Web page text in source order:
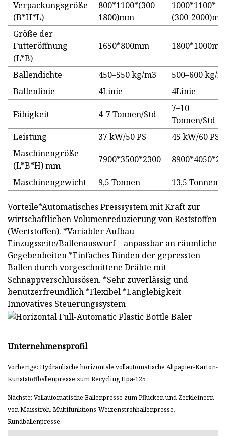
Verpackungsgröße
(B*H*L)
800*1100*(300-
1800)mm
1000*1100*
(300-
Größe der
Futteröffnung
(L*B)
1650*800mm
Ballendichte 450–550 kg/m3
500–600 kg/
Ballenlinie
4Linie 4Linie
Fähigkeit 4-7 Tonnen/Std
7–10
Tonnen/Std
Leistung
37 kW/50 PS
45 kW/60 PS
Maschinengröße
(L*B*H) mm
7900*3500*2300
Maschinengewicht 9,5 Tonnen 13,5 Tonnen
Vorteile*Automatisches Presssystem mit Kraft zur
wirtschaftlichen Volumenreduzierung von Reststoffen
(Wertstoffen). *Variabler Aufbau –
Einzugsseite/Ballenauswurf – anpassbar an räumliche
Gegebenheiten *Einfaches Binden der gepressten
Ballen durch vorgeschnittene Drähte mit
Schnappverschlussösen. *Sehr zuverlässig und
benutzerfreundlich *Flexibel *Langlebigkeit
Innovatives Steuerungssystem
Unternehmensprofil
Vorherige: Hydraulische horizontale vollautomatische Altpapier-Karton-
Kunststoffballenpresse zum Recycling Hpa-125
Nächste: Vollautomatische Ballenpresse zum Pflücken und Zerkleinern
von Maisstroh, Multifunktions-Weizenstrohballenpresse,
Rundballenpresse.